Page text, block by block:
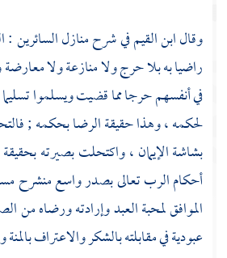
وقالابن القيمفي شرح منازل السائرين
راضيا به بلا حرج ولا منازعة ولا
في أنفسهم حرجا مما قضيت ويسلموا تسليما
لحكمه ، وهذا حقيقة الرضا بحكمه ;
بشاشة الإيمان ، واكتحلت بصيرته
أحكام الرب تعالى بصدر واسع منشرح
الموافق لمحبة العبد وإرادته ورضاه من
عبودية في مقابلته بالشكر والاعتراف